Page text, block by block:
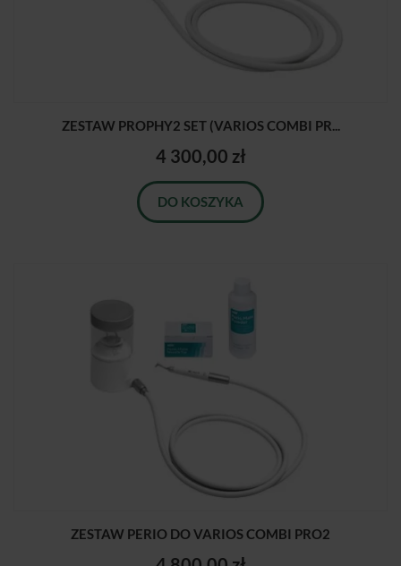
ZESTAW PROPHY2 SET (VARIOS COMBI PR...
4 300,00 zł
DO KOSZYKA
ZESTAW PERIO DO VARIOS COMBI PRO2